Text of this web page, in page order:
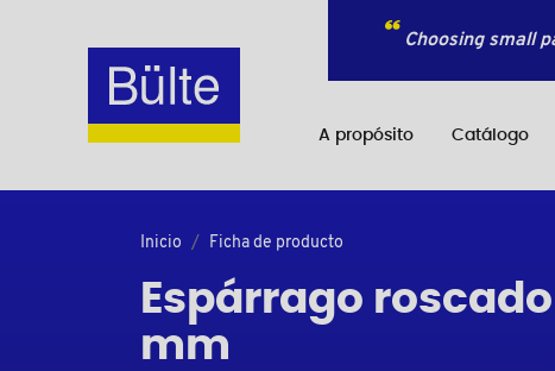
Choosing small
A propósito Catálogo
Inicio Ficha de producto
Espárrago
mm